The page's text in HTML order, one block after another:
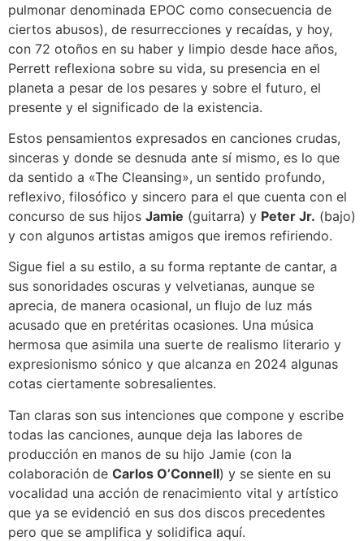
pulmonar denominada EPOC como consecuencia de
ciertos abusos), de resurrecciones y recaídas, y hoy,
con 72 otoños en su haber y limpio desde hace años,
Perrett reflexiona sobre su vida, su presencia en el
planeta a pesar de los pesares y sobre el futuro, el
presente y el significado de la existencia.
Estos pensamientos expresados en canciones crudas,
sinceras y donde se desnuda ante sí mismo, es lo que
da sentido a «The Cleansing», un sentido profundo,
reflexivo, filosófico y sincero para el que cuenta con el
concurso de sus hijos Jamie (guitarra) y Peter Jr. (bajo)
y con algunos artistas amigos que iremos refiriendo.
Sigue fiel a su estilo, a su forma reptante de cantar, a
sus sonoridades oscuras y velvetianas, aunque se
aprecia, de manera ocasional, un flujo de luz más
acusado que en pretéritas ocasiones. Una música
hermosa que asimila una suerte de realismo literario y
expresionismo sónico y que alcanza en 2024 algunas
cotas ciertamente sobresalientes.
Tan claras son sus intenciones que compone y escribe
todas las canciones, aunque deja las labores de
producción en manos de su hijo Jamie (con la
colaboración de Carlos O’Connell) y se siente en su
vocalidad una acción de renacimiento vital y artístico
que ya se evidenció en sus dos discos precedentes
pero que se amplifica y solidifica aquí.